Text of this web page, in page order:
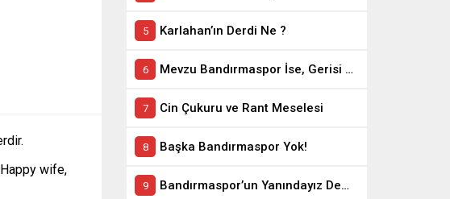
wife,
Karlahan’ın Derdi Ne ?
Mevzu Bandırmaspor İse, Gerisi Teferruattır
Cin Çukuru ve Rant Meselesi
Başka Bandırmaspor Yok!
Bandırmaspor’un Yanındayız Demekle Olmuyor!